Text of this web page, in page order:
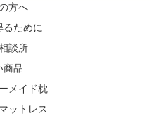
方へ
るために
談所
商品
メイド枕
ットレス